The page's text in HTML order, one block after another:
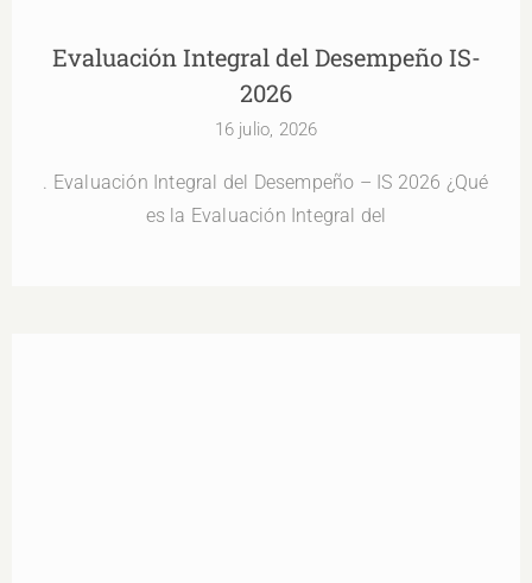
Evaluación Integral del Desempeño IS-
2026
16 julio, 2026
. Evaluación Integral del Desempeño – IS 2026 ¿Qué
es la Evaluación Integral del